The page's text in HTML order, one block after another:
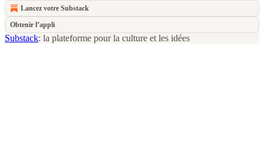
Lancez votre Substack
Obtenir l’appli
Substack: la plateforme pour la culture et les idées